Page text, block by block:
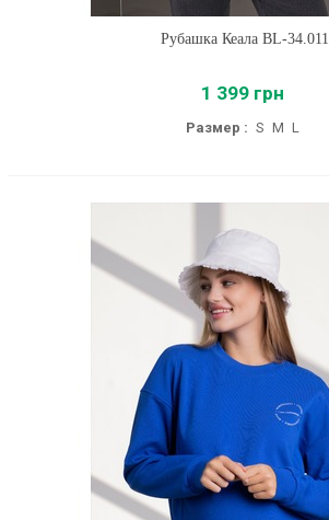
Рубашка Кеала BL-34.011
1 399 грн
Размер : S M L